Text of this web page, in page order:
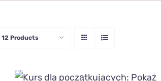
12 Products